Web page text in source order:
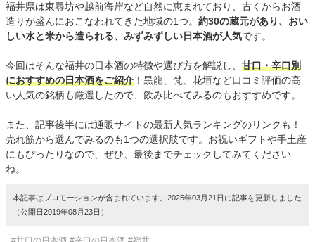
福井県は東尋坊や越前海岸など自然に恵まれており、古くからお酒
造りが盛んにおこなわれてきた地域の1つ。 約30の蔵元があり、おい
しい水と米から造られる、みずみずしい日本酒が人気です。
今回はそんな福井の日本酒の特徴や選び方を解説し、 甘口・辛口別
におすすめの日本酒をご紹介 ！黒龍、梵、花垣など口コミ評価の高
い人気の銘柄も厳選したので、飲み比べてみるのもおすすめです。
また、記事後半には通販サイトの最新人気ランキングのリンクも！
売れ筋から選んでみるのも1つの選択肢です。お祝いギフトや手土産
にもぴったりなので、ぜひ、最後までチェックしてみてください
ね。
本記事はプロモーションが含まれています。2025年03月21日に記事を更新しました
（公開日2019年08月23日）